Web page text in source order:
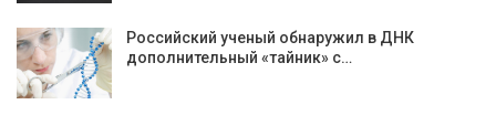
Российский ученый обнаружил в ДНК
дополнительный «тайник» с…